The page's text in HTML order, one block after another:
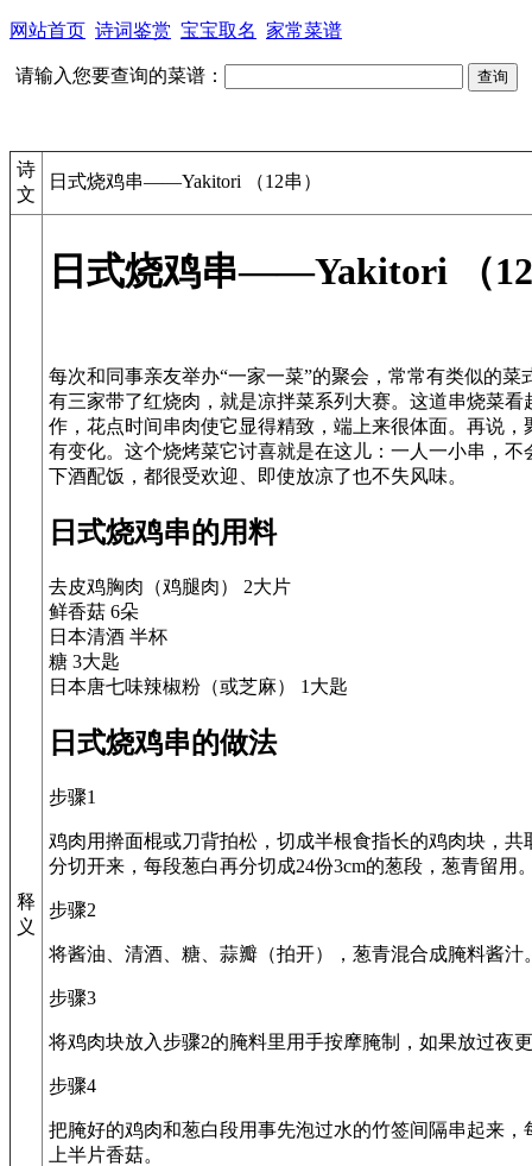
网站首页 诗词鉴赏 宝宝取名 家常菜谱
请输入您要查询的菜谱：
诗
文
日式烧鸡串——Yakitori （12串）
释
义
日式烧鸡串——Yakitori （
每次和同事亲友举办“一家一菜”的聚会，常常有类似的菜
有三家带了红烧肉，就是凉拌菜系列大赛。这道串烧菜
作，花点时间串肉使它显得精致，端上来很体面。再说
有变化。这个烧烤菜它讨喜就是在这儿：一人一小串，
日式烧鸡串的用料
去皮鸡胸肉（鸡腿肉） 2大片
鲜香菇 6朵
日本清酒 半杯
糖 3大匙
日本唐七味辣椒粉（或芝麻） 1大匙
日式烧鸡串的做法
步骤1
鸡肉用擀面棍或刀背拍松，切成半根食指长的鸡肉块，
分切开来，每段葱白再分切成24份3cm的葱段，葱青留用
步骤2
将酱油、清酒、糖、蒜瓣（拍开），葱青混合成腌料酱汁
步骤3
将鸡肉块放入步骤2的腌料里用手按摩腌制，如果放过夜
步骤4
把腌好的鸡肉和葱白段用事先泡过水的竹签间隔串起来
上半片香菇。